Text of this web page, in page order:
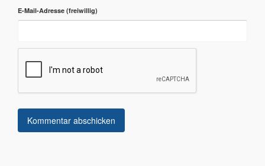
E-Mail-Adresse